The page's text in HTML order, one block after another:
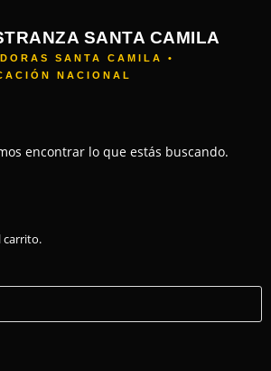
SANTA CAMILA
SANTA CAMILA •
NACIONAL
encontrar lo que estás buscando.
carrito.